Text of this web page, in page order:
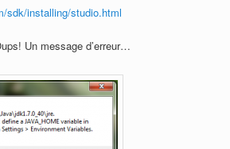
sdk/installing/studio.html
Un message d’erreur…